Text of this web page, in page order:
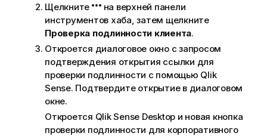
н
ф
о
р
м
а
ц
и
и
Щелкните
на верхней панели
инструментов хаба, затем щелкните
Проверка подлинности клиента.
Откроется диалоговое окно с запросом
подтверждения открытия ссылки для
проверки подлинности с помощью Qlik
Sense. Подтвердите открытие в диалоговом
окне.
Откроется Qlik Sense Desktop и новая кнопка
проверки подлинности для корпоративного